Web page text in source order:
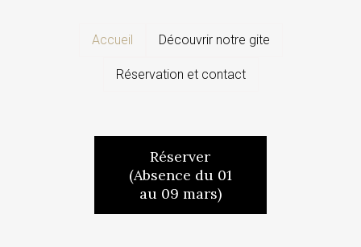
Accueil Découvrir notre gite
Réservation et contact
Réserver
(Absence du 01
au 09 mars)